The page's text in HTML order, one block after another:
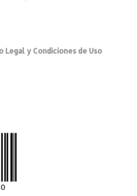
Legal y Condiciones de Uso